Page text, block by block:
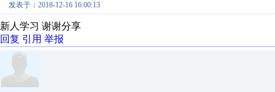
发表于：2018-12-16 16:00:13
新人学习 谢谢分享
回复 引用 举报